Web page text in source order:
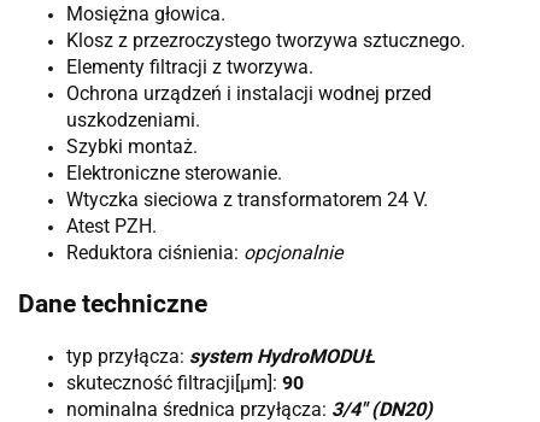
Mosiężna głowica.
Klosz z przezroczystego tworzywa sztucznego.
Elementy filtracji z tworzywa.
Ochrona urządzeń i instalacji wodnej przed
uszkodzeniami.
Szybki montaż.
Elektroniczne sterowanie.
Wtyczka sieciowa z transformatorem 24 V.
Atest PZH.
Reduktora ciśnienia: opcjonalnie
Dane techniczne
typ przyłącza: system HydroMODUŁ
skuteczność filtracji[μm]: 90
nominalna średnica przyłącza: 3/4" (DN20)